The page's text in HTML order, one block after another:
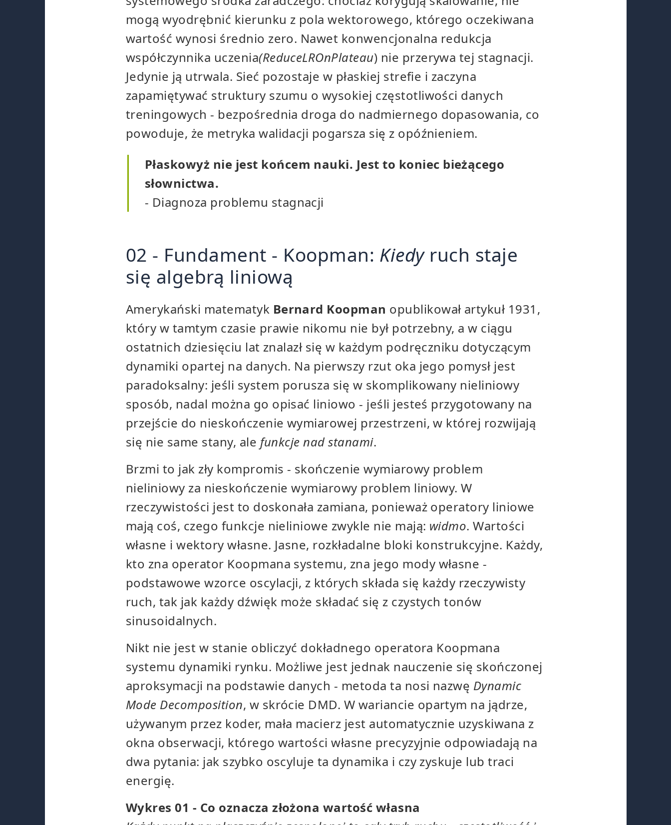
mogą wyodrębnić kierunku z pola wektorowego, którego oczekiwana
wartość wynosi średnio zero. Nawet konwencjonalna redukcja
współczynnika uczenia(ReduceLROnPlateau) nie przerywa tej stagnacji.
Jedynie ją utrwala. Sieć pozostaje w płaskiej strefie i zaczyna
zapamiętywać struktury szumu o wysokiej częstotliwości danych
treningowych - bezpośrednia droga do nadmiernego dopasowania, co
powoduje, że metryka walidacji pogarsza się z opóźnieniem.
Płaskowyż nie jest końcem nauki. Jest to koniec bieżącego
słownictwa.
- Diagnoza problemu stagnacji
02 - Fundament - Koopman: Kiedyruch staje
się algebrą liniową
Amerykański matematyk Bernard Koopman opublikował artykuł 1931,
który w tamtym czasie prawie nikomu nie był potrzebny, a w ciągu
ostatnich dziesięciu lat znalazł się w każdym podręczniku dotyczącym
dynamiki opartej na danych. Na pierwszy rzut oka jego pomysł jest
paradoksalny: jeśli system porusza się w skomplikowany nieliniowy
sposób, nadal można go opisać liniowo - jeśli jesteś przygotowany na
przejście do nieskończenie wymiarowej przestrzeni, w której rozwijają
się nie same stany, ale funkcje nad stanami.
Brzmi to jak zły kompromis - skończenie wymiarowy problem
nieliniowy za nieskończenie wymiarowy problem liniowy. W
rzeczywistości jest to doskonała zamiana, ponieważ operatory liniowe
mają coś, czego funkcje nieliniowe zwykle nie mają: widmo. Wartości
własne i wektory własne. Jasne, rozkładalne bloki konstrukcyjne. Każdy,
kto zna operator Koopmana systemu, zna jego mody własne -
podstawowe wzorce oscylacji, z których składa się każdy rzeczywisty
ruch, tak jak każdy dźwięk może składać się z czystych tonów
sinusoidalnych.
Nikt nie jest w stanie obliczyć dokładnego operatora Koopmana
systemu dynamiki rynku. Możliwe jest jednak nauczenie się skończonej
aproksymacji na podstawie danych - metoda ta nosi nazwę Dynamic
Mode Decomposition, w skrócie DMD. W wariancie opartym na jądrze,
używanym przez koder, mała macierz jest automatycznie uzyskiwana z
okna obserwacji, którego wartości własne precyzyjnie odpowiadają na
dwa pytania: jak szybko oscyluje ta dynamika i czy zyskuje lub traci
energię.
Wykres 01 - Co oznacza złożona wartość własna